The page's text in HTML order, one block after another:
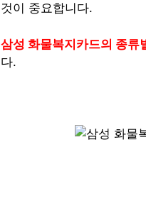
것이 중요합니다.
삼성 화물복지카드의 종류
다.